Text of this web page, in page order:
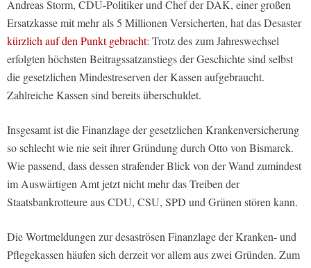
Andreas Storm, CDU-Politiker und Chef der DAK, einer großen
Ersatzkasse mit mehr als 5 Millionen Versicherten, hat das Desaster
kürzlich auf den Punkt gebracht: Trotz des zum Jahreswechsel
erfolgten höchsten Beitragssatzanstiegs der Geschichte sind selbst
die gesetzlichen Mindestreserven der Kassen aufgebraucht.
Zahlreiche Kassen sind bereits überschuldet.
Insgesamt ist die Finanzlage der gesetzlichen Krankenversicherung
so schlecht wie nie seit ihrer Gründung durch Otto von Bismarck.
Wie passend, dass dessen strafender Blick von der Wand zumindest
im Auswärtigen Amt jetzt nicht mehr das Treiben der
Staatsbankrotteure aus CDU, CSU, SPD und Grünen stören kann.
Die Wortmeldungen zur desaströsen Finanzlage der Kranken- und
Pflegekassen häufen sich derzeit vor allem aus zwei Gründen. Zum